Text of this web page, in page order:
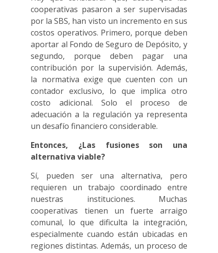
cooperativas pasaron a ser supervisadas
por la SBS, han visto un incremento en sus
costos operativos. Primero, porque deben
aportar al Fondo de Seguro de Depósito, y
segundo, porque deben pagar una
contribución por la supervisión. Además,
la normativa exige que cuenten con un
contador exclusivo, lo que implica otro
costo adicional. Solo el proceso de
adecuación a la regulación ya representa
un desafío financiero considerable.
Entonces, ¿Las fusiones son una
alternativa viable?
Sí, pueden ser una alternativa, pero
requieren un trabajo coordinado entre
nuestras instituciones. Muchas
cooperativas tienen un fuerte arraigo
comunal, lo que dificulta la integración,
especialmente cuando están ubicadas en
regiones distintas. Además, un proceso de